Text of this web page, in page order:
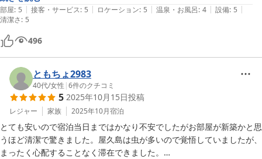
飛行機遅延、欠航で最低限寝るだけの滞在でしたが、広いし靴を脱いで
トレッキング後のマッサージもしやすいし、コインランドリーも近い
し、一人で公共交通機関のみ使用の人には特におすすめです。
部屋: 5 | 接客・サービス: 5 | ロケーション: 5 | 温泉・お風呂: 4 | 設備: 5 |
清潔さ: 5
496
ともちょ2983
40代/女性 |6件のクチコミ
5 2025年10月15日投稿
レジャー 家族 2025年10月宿泊
とても安いので宿泊当日まではかなり不安でしたがお部屋が新築かと思
うほど清潔で驚きました。屋久島は虫が多いので覚悟していましたが、
まったく心配することなく滞在できました。